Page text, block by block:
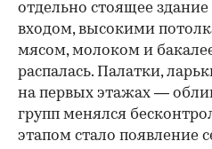
отдельно стоящее
входом, высокими
мясом, молоком и
распалась. Палатки,
на первых этажах —
групп менялся
этапом стало появление